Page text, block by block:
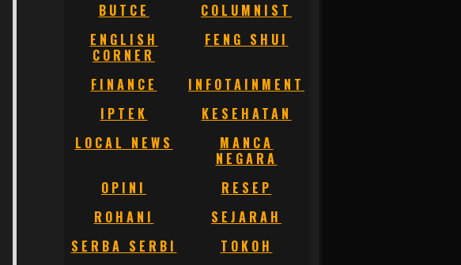
BUTCE
COLUMNIST
ENGLISH
CORNER
FENG SHUI
FINANCE
INFOTAINMENT
IPTEK
KESEHATAN
LOCAL NEWS
MANCA
NEGARA
OPINI
RESEP
ROHANI
SEJARAH
SERBA SERBI
TOKOH